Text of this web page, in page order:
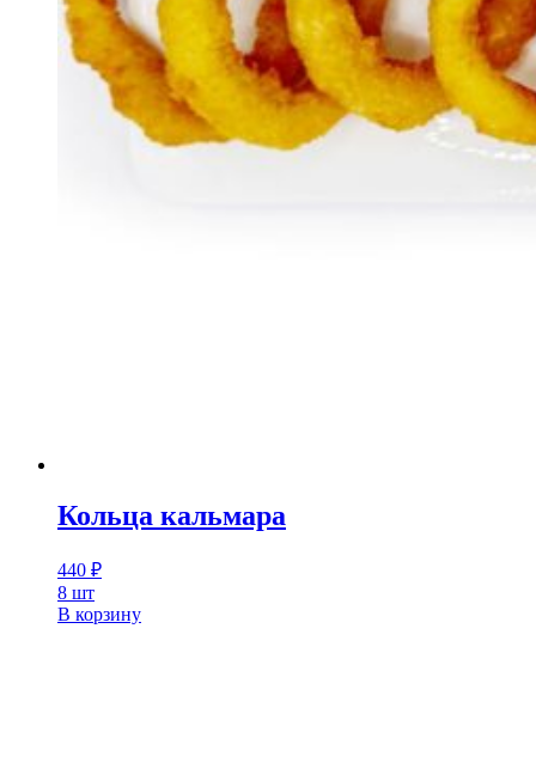
Кольца кальмара
440 ₽
8 шт
В корзину